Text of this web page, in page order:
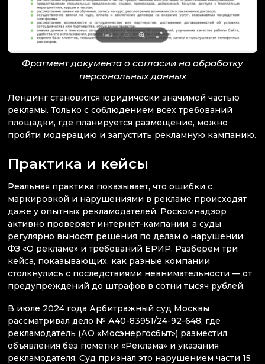
Фрагмент документа о согласии на обработку
персональных данных
Лендинг становится юридически значимой частью
рекламы. Только с соблюдением всех требований
площадки, где планируется размещение, можно
пройти модерацию и запустить рекламную кампанию.
Практика и кейсы
Реальная практика показывает, что ошибки с
маркировкой и нарушениями в рекламе происходят
даже у опытных рекламодателей. Роскомнадзор
активно проверяет интернет-кампании, а суды
регулярно выносят решения по делам о нарушении
ФЗ «О рекламе» и требований ЕРИР. Разберем три
кейса, показывающих, как разные компании
столкнулись с последствиями невнимательности — от
предупреждений до штрафов в сотни тысяч рублей.
В июле 2024 года Арбитражный суд Москвы
рассматривал дело № А40-83951/24-92-648, где
рекламодатель (АО «Мосэнергосбыт») разместил
объявления без пометки «Реклама» и указания
рекламодателя. Суд признал это нарушением части 15